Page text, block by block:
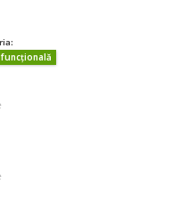
funcțională